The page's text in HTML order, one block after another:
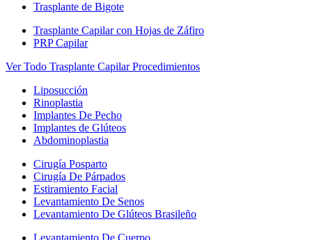
Trasplante de Bigote
Trasplante Capilar con Hojas de Záfiro
PRP Capilar
Ver Todo Trasplante Capilar Procedimientos
Liposucción
Rinoplastia
Implantes De Pecho
Implantes de Glúteos
Abdominoplastia
Cirugía Posparto
Cirugía De Párpados
Estiramiento Facial
Levantamiento De Senos
Levantamiento De Glúteos Brasileño
Levantamiento De Cuerpo